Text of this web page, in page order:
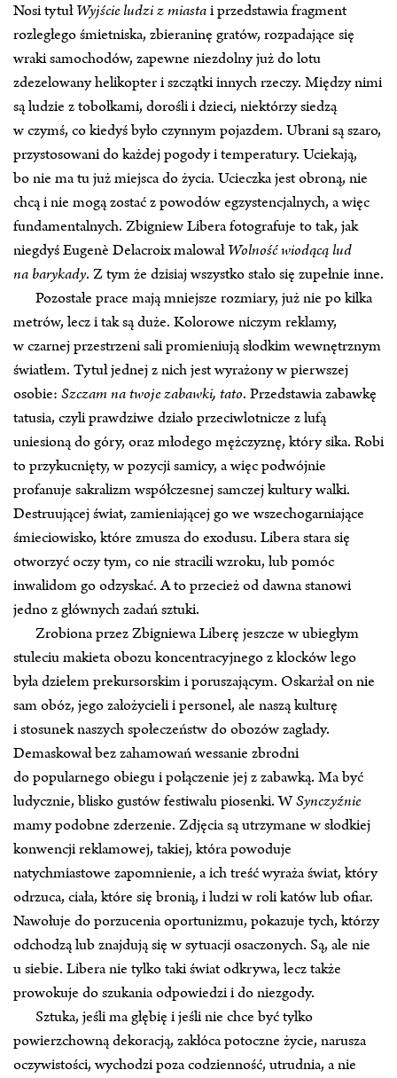
Nosi tytułWyjście ludzi z miastai przedstawia fragment
rozległego śmietniska, zbieraninę gratów, rozpadające się
wraki samochodów, zapewne niezdolny już do lotu
zdezelowany helikopter i szczątki innych rzeczy. Między nimi
są ludzie z tobołkami, dorośli i dzieci, niektórzy siedzą
w czymś, co kiedyś było czynnym pojazdem. Ubrani są szaro,
przystosowani do każdej pogody i temperatury. Uciekają,
bo nie ma tu już miejsca do życia. Ucieczka jest obroną, nie
chcą i nie mogą zostać z powodów egzystencjalnych, a więc
fundamentalnych. Zbigniew Libera fotografuje to tak, jak
niegdyś Eugenè Delacroix malowałWolność wiodącą lud
na barykady. Z tym że dzisiaj wszystko stało się zupełnie inne.
Pozostałe prace mają mniejsze rozmiary, już nie po kilka
metrów, lecz i tak są duże. Kolorowe niczym reklamy,
w czarnej przestrzeni sali promieniują słodkim wewnętrznym
światłem. Tytuł jednej z nich jest wyrażony w pierwszej
osobie: Szczam na twoje zabawki, tato. Przedstawia zabawkę
tatusia, czyli prawdziwe działo przeciwlotnicze z lufą
uniesioną do góry, oraz młodego mężczyznę, który sika. Robi
to przykucnięty, w pozycji samicy, a więc podwójnie
profanuje sakralizm współczesnej samczej kultury walki.
Destruującej świat, zamieniającej go we wszechogarniające
śmieciowisko, które zmusza do exodusu. Libera stara się
otworzyć oczy tym, co nie stracili wzroku, lub pomóc
inwalidom go odzyskać. A to przecież od dawna stanowi
jedno z głównych zadań sztuki.
Zrobiona przez Zbigniewa Liberę jeszcze w ubiegłym
stuleciu makieta obozu koncentracyjnego z klocków lego
była dziełem prekursorskim i poruszającym. Oskarżał on nie
sam obóz, jego założycieli i personel, ale naszą kulturę
i stosunek naszych społeczeństw do obozów zagłady.
Demaskował bez zahamowań wessanie zbrodni
do popularnego obiegu i połączenie jej z zabawką. Ma być
ludycznie, blisko gustów festiwalu piosenki. WSynczyźnie
mamy podobne zderzenie. Zdjęcia są utrzymane w słodkiej
konwencji reklamowej, takiej, która powoduje
natychmiastowe zapomnienie, a ich treść wyraża świat, który
odrzuca, ciała, które się bronią, i ludzi w roli katów lub ofiar.
Nawołuje do porzucenia oportunizmu, pokazuje tych, którzy
odchodzą lub znajdują się w sytuacji osaczonych. Są, ale nie
u siebie. Libera nie tylko taki świat odkrywa, lecz także
prowokuje do szukania odpowiedzi i do niezgody.
Sztuka, jeśli ma głębię i jeśli nie chce być tylko
powierzchowną dekoracją, zakłóca potoczne życie, narusza
oczywistości, wychodzi poza codzienność, utrudnia, a nie